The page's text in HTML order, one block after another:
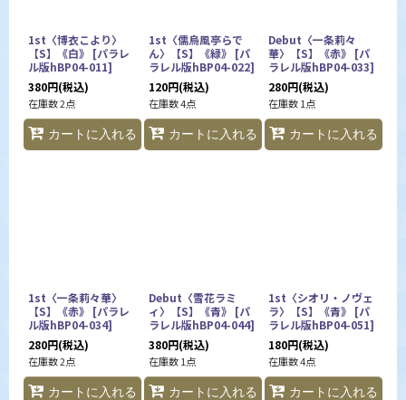
1st〈博衣こより〉
【S】《白》 [パラレ
ル版hBP04-011]
380円(税込)
在庫数 2点
カートに入れる
1st〈儒烏風亭らで
ん〉【S】《緑》 [パ
ラレル版hBP04-022]
120円(税込)
在庫数 4点
カートに入れる
Debut〈一条莉々
華〉【S】《赤》 [パ
ラレル版hBP04-033]
280円(税込)
在庫数 1点
カートに入れる
1st〈一条莉々華〉
【S】《赤》 [パラレ
ル版hBP04-034]
280円(税込)
在庫数 2点
カートに入れる
Debut〈雪花ラミ
ィ〉【S】《青》 [パ
ラレル版hBP04-044]
380円(税込)
在庫数 1点
カートに入れる
1st〈シオリ・ノヴェ
ラ〉【S】《青》 [パ
ラレル版hBP04-051]
180円(税込)
在庫数 4点
カートに入れる